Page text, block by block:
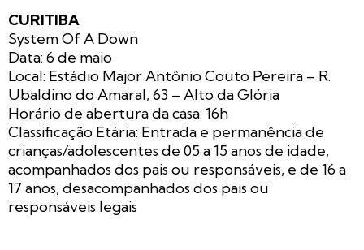
CURITIBA
System Of A Down
Data: 6 de maio
Local: Estádio Major Antônio Couto Pereira – R.
Ubaldino do Amaral, 63 – Alto da Glória
Horário de abertura da casa: 16h
Classificação Etária: Entrada e permanência de
crianças/adolescentes de 05 a 15 anos de idade,
acompanhados dos pais ou responsáveis, e de 16 a
17 anos, desacompanhados dos pais ou
responsáveis legais